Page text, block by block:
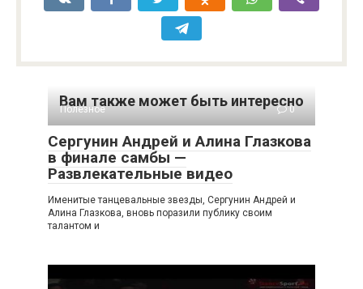
Вам также может быть интересно
Полезное 0
Сергунин Андрей и Алина Глазкова
в финале самбы —
Развлекательные видео
Именитые танцевальные звезды, Сергунин Андрей и
Алина Глазкова, вновь поразили публику своим
талантом и